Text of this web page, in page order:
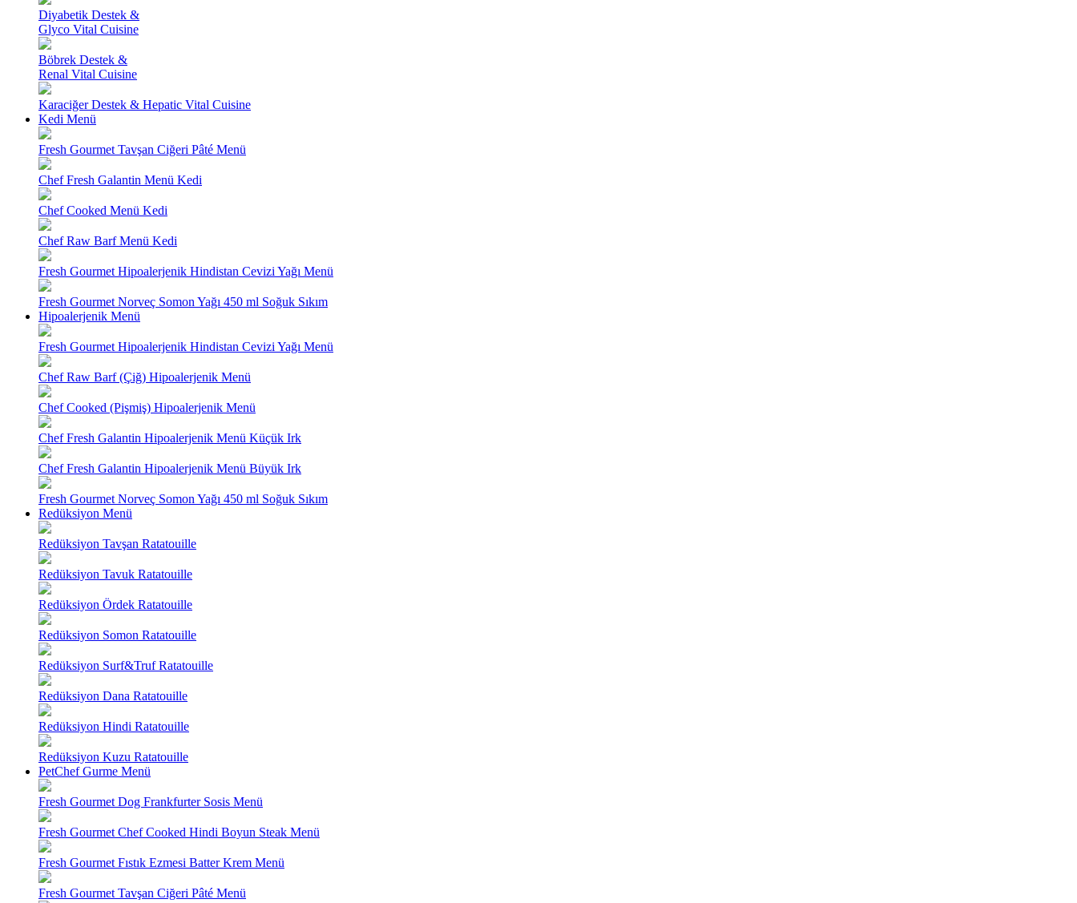
Diyabetik Destek &
Glyco Vital Cuisine
Böbrek Destek &
Renal Vital Cuisine
Karaciğer Destek & Hepatic Vital Cuisine
Kedi Menü
Fresh Gourmet Tavşan Ciğeri Pâté Menü
Chef Fresh Galantin Menü Kedi
Chef Cooked Menü Kedi
Chef Raw Barf Menü Kedi
Fresh Gourmet Hipoalerjenik Hindistan Cevizi Yağı Menü
Fresh Gourmet Norveç Somon Yağı 450 ml Soğuk Sıkım
Hipoalerjenik Menü
Fresh Gourmet Hipoalerjenik Hindistan Cevizi Yağı Menü
Chef Raw Barf (Çiğ) Hipoalerjenik Menü
Chef Cooked (Pişmiş) Hipoalerjenik Menü
Chef Fresh Galantin Hipoalerjenik Menü Küçük Irk
Chef Fresh Galantin Hipoalerjenik Menü Büyük Irk
Fresh Gourmet Norveç Somon Yağı 450 ml Soğuk Sıkım
Redüksiyon Menü
Redüksiyon Tavşan Ratatouille
Redüksiyon Tavuk Ratatouille
Redüksiyon Ördek Ratatouille
Redüksiyon Somon Ratatouille
Redüksiyon Surf&Truf Ratatouille
Redüksiyon Dana Ratatouille
Redüksiyon Hindi Ratatouille
Redüksiyon Kuzu Ratatouille
PetChef Gurme Menü
Fresh Gourmet Dog Frankfurter Sosis Menü
Fresh Gourmet Chef Cooked Hindi Boyun Steak Menü
Fresh Gourmet Fıstık Ezmesi Batter Krem Menü
Fresh Gourmet Tavşan Ciğeri Pâté Menü